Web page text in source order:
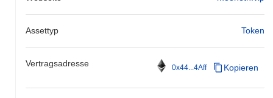
Assettyp Token
Vertragsadresse 0x44...4Aff Kopieren